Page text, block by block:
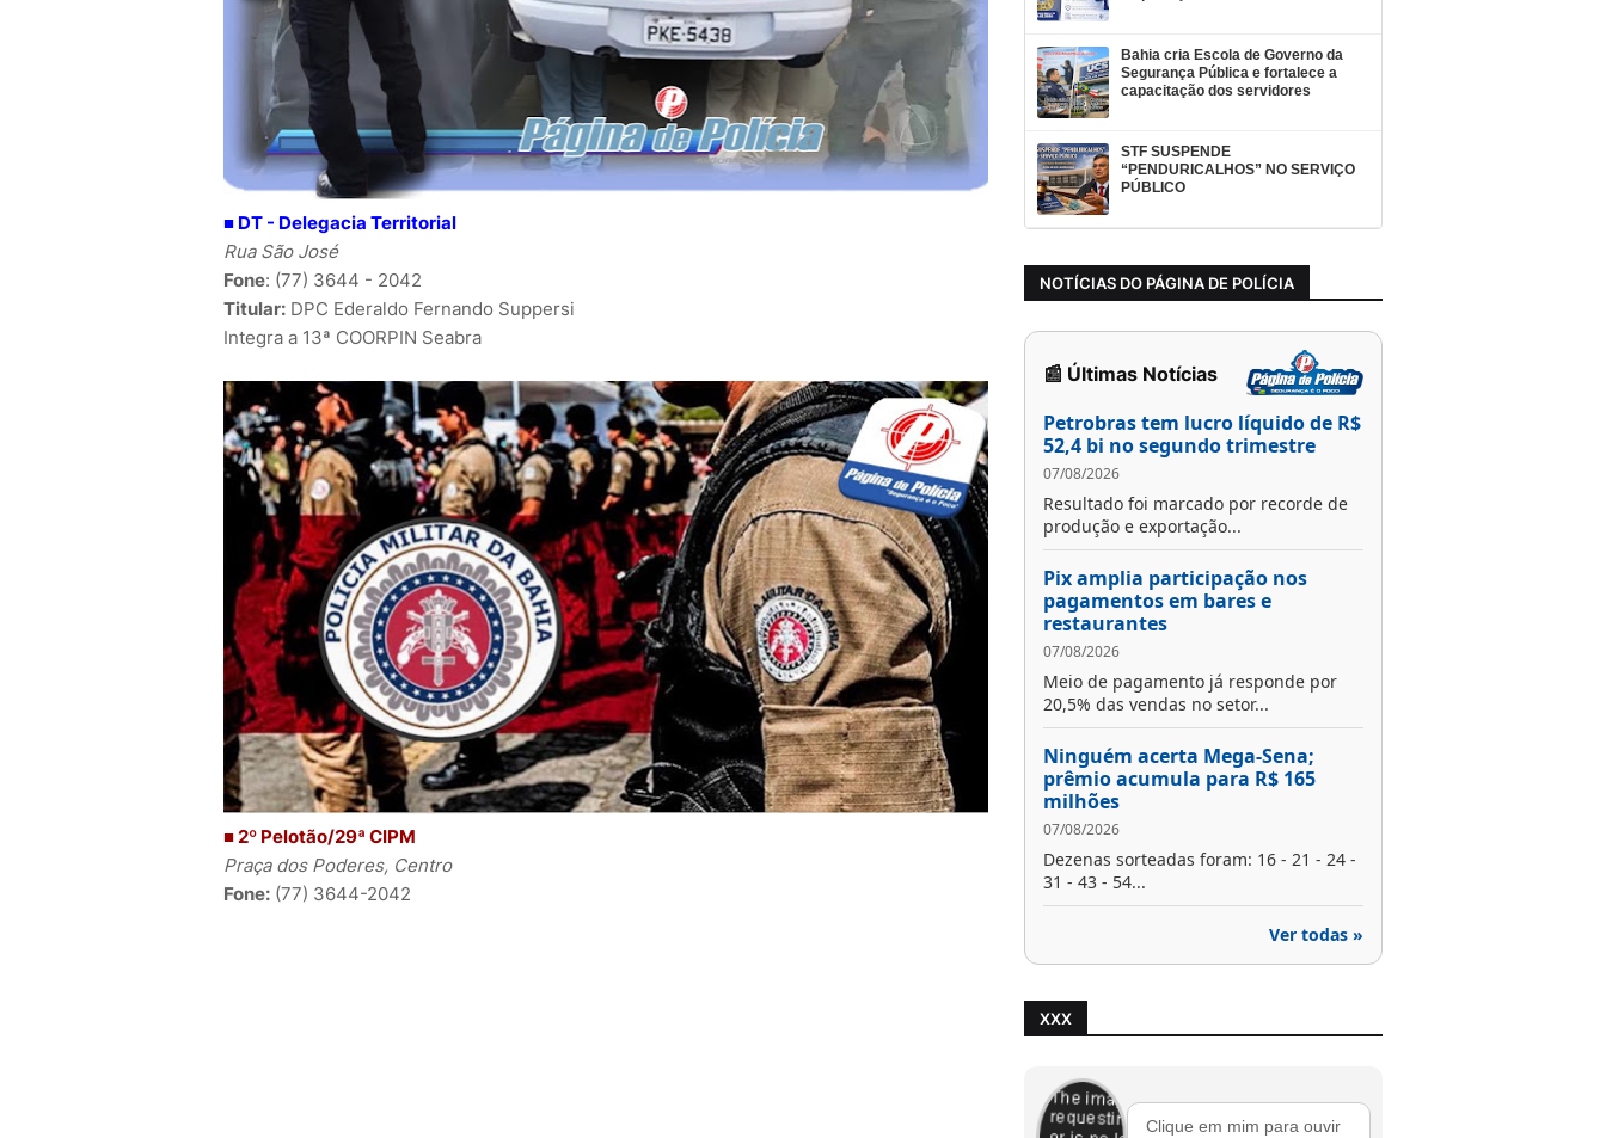
■ DT - Delegacia Territorial
Rua São José
Fone: (77) 3644 - 2042
Titular: DPC Ederaldo Fernando Suppersi
Integra a 13ª COORPIN Seabra
■ 2º Pelotão/29ª CIPM
Praça dos Poderes, Centro
Fone: (77) 3644-2042
Bahia cria Escola de Governo da
Segurança Pública e fortalece a
capacitação dos servidores
STF SUSPENDE
“PENDURICALHOS” NO SERVIÇO
PÚBLICO
NOTÍCIAS DO PÁGINA DE POLÍCIA
📰 Últimas Notícias
Petrobras tem lucro líquido de R$
52,4 bi no segundo trimestre
07/08/2026
Resultado foi marcado por recorde de
produção e exportação...
Pix amplia participação nos
pagamentos em bares e
restaurantes
07/08/2026
Meio de pagamento já responde por
20,5% das vendas no setor...
Ninguém acerta Mega-Sena;
prêmio acumula para R$ 165
milhões
07/08/2026
Dezenas sorteadas foram: 16 - 21 - 24 -
31 - 43 - 54...
Ver todas »
XXX
Clique em mim para ouvir